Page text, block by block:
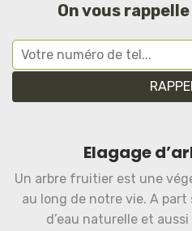
On vous
Elagage
Un arbre fruitier est une
au long de notre vie. A
d’eau naturelle et